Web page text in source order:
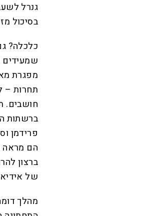
גנרל
בסיכול
כלכלה?
שמעידים
מפגרת
תחרות –
חושבים.
ברשתות
פרידמן
הם מראה
ברצון
של
מהלך